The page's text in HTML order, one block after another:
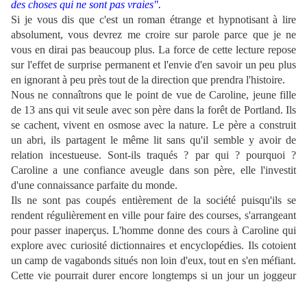
des choses qui ne sont pas vraies".
Si je vous dis que c'est un roman étrange et hypnotisant à lire
absolument, vous devrez me croire sur parole parce que je ne
vous en dirai pas beaucoup plus. La force de cette lecture repose
sur l'effet de surprise permanent et l'envie d'en savoir un peu plus
en ignorant à peu près tout de la direction que prendra l'histoire.
Nous ne connaîtrons que le point de vue de Caroline, jeune fille
de 13 ans qui vit seule avec son père dans la forêt de Portland. Ils
se cachent, vivent en osmose avec la nature. Le père a construit
un abri, ils partagent le même lit sans qu'il semble y avoir de
relation incestueuse. Sont-ils traqués ? par qui ? pourquoi ?
Caroline a une confiance aveugle dans son père, elle l'investit
d'une connaissance parfaite du monde.
Ils ne sont pas coupés entièrement de la société puisqu'ils se
rendent régulièrement en ville pour faire des courses, s'arrangeant
pour passer inaperçus. L'homme donne des cours à Caroline qui
explore avec curiosité dictionnaires et encyclopédies. Ils cotoient
un camp de vagabonds situés non loin d'eux, tout en s'en méfiant.
Cette vie pourrait durer encore longtemps si un jour un joggeur